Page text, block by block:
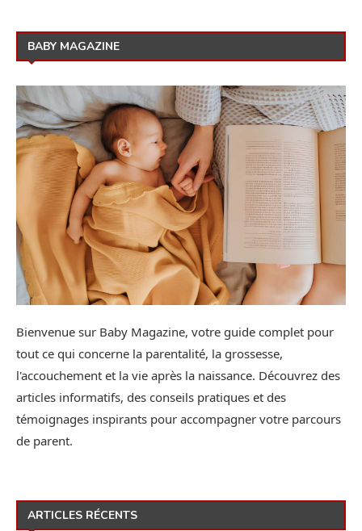
BABY MAGAZINE
Bienvenue sur Baby Magazine, votre guide complet pour
tout ce qui concerne la parentalité, la grossesse,
l'accouchement et la vie après la naissance. Découvrez des
articles informatifs, des conseils pratiques et des
témoignages inspirants pour accompagner votre parcours
de parent.
ARTICLES RÉCENTS